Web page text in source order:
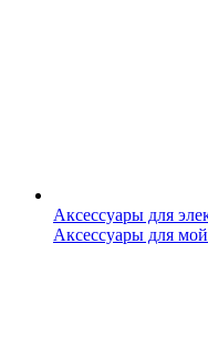
Аксессуары для
Аксессуары для